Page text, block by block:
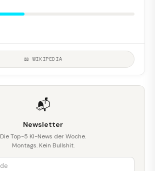
📖 WIKIPEDIA
📬
Newsletter
Die Top-5 KI-News der Woche.
Montags. Kein Bullshit.